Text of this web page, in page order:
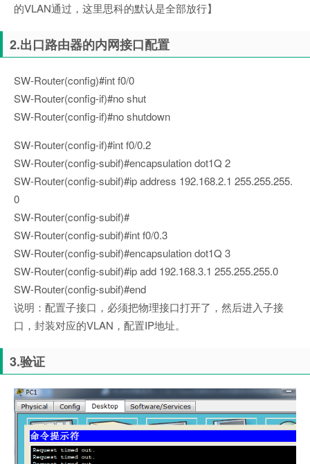
的VLAN通过，这里思科的默认是全部放行】
2.出口路由器的内网接口配置
SW-Router(config)#int f0/0
SW-Router(config-if)#no shut
SW-Router(config-if)#no shutdown
SW-Router(config-if)#int f0/0.2
SW-Router(config-subif)#encapsulation dot1Q 2
SW-Router(config-subif)#ip address 192.168.2.1 255.255.255.
0
SW-Router(config-subif)#
SW-Router(config-subif)#int f0/0.3
SW-Router(config-subif)#encapsulation dot1Q 3
SW-Router(config-subif)#ip add 192.168.3.1 255.255.255.0
SW-Router(config-subif)#end
说明：配置子接口，必须把物理接口打开了，然后进入子接
口，封装对应的VLAN，配置IP地址。
3.验证